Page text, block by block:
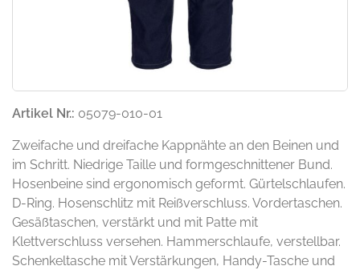
Artikel Nr.: 05079-010-01
Zweifache und dreifache Kappnähte an den Beinen und
im Schritt. Niedrige Taille und formgeschnittener Bund.
Hosenbeine sind ergonomisch geformt. Gürtelschlaufen.
D-Ring. Hosenschlitz mit Reißverschluss. Vordertaschen.
Gesäßtaschen, verstärkt und mit Patte mit
Klettverschluss versehen. Hammerschlaufe, verstellbar.
Schenkeltasche mit Verstärkungen, Handy-Tasche und